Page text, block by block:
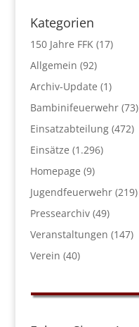
Kategorien
150 Jahre FFK(17)
Allgemein (92)
Archiv-Update (1)
Bambinifeuerwehr(73)
Einsatzabteilung(472)
Einsätze (1.296)
Homepage (9)
Jugendfeuerwehr(219)
Pressearchiv(49)
Veranstaltungen (147)
Verein (40)